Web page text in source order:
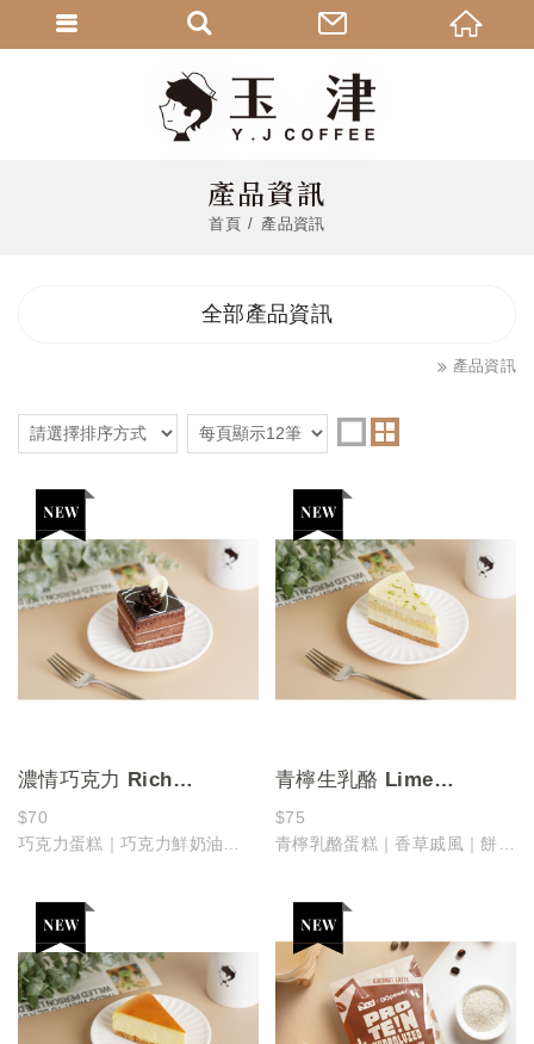
產品資訊
首頁 產品資訊
全部產品資訊
產品資訊
濃情巧克力 Rich
Chocolate Cake
$70
巧克力蛋糕｜巧克力鮮奶油
風味厚實飽滿、口感細緻濕潤
是重度巧克力控不能錯過的濃厚
系代表！
青檸生乳酪 Lime
Cheesecake
$75
青檸乳酪蛋糕｜香草戚風｜餅乾
而不張揚
柔軟乳酪層層堆疊，讓人一口接
一口也不膩